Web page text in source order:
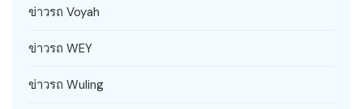
ข่าวรถ Voyah
ข่าวรถ WEY
ข่าวรถ Wuling